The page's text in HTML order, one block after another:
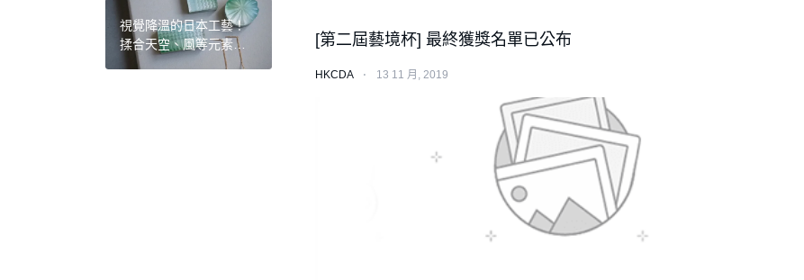
Paintings on
Globalization
視覺降溫的日本工藝！
揉合天空、風等元素，
Rie Furukawa 將日常光
[第二屆藝境杯] 最終獲獎名單已公布
HKCDA ⋅ 13 11 月, 2019